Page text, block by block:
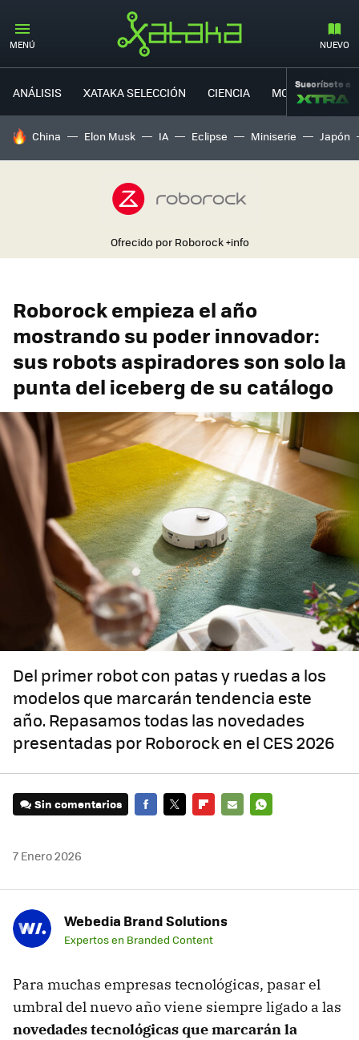
MENÚ NUEVO
ANÁLISIS XATAKA SELECCIÓN CIENCIA MOVILIDAD
Suscríbete a
HOY SE HABLA DE
China Elon Musk IA Eclipse Miniserie Japón
Ofrecido por Roborock+info
Roborock empieza el año
mostrando su poder innovador:
sus robots aspiradores son solo la
punta del iceberg de su catálogo
Del primer robot con patas y ruedas a los
modelos que marcarán tendencia este
año. Repasamos todas las novedades
presentadas por Roborock en el CES 2026
Sin comentarios
7 Enero 2026
Webedia Brand Solutions
Expertos en Branded Content
Para muchas empresas tecnológicas, pasar el
umbral del nuevo año viene siempre ligado a las
novedades tecnológicas que marcarán la